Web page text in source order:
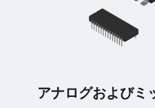
アナログおよびミ